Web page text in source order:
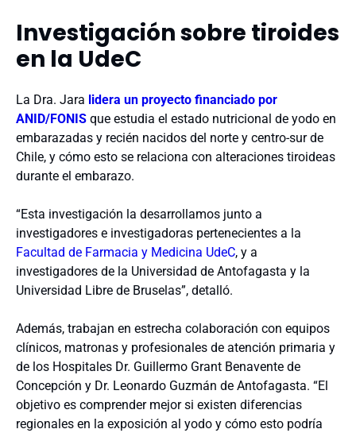
Investigación sobre tiroides
en la UdeC
La Dra. Jara lidera un proyecto financiado por
ANID/FONIS que estudia el estado nutricional de yodo en
embarazadas y recién nacidos del norte y centro-sur de
Chile, y cómo esto se relaciona con alteraciones tiroideas
durante el embarazo.
“Esta investigación la desarrollamos junto a
investigadores e investigadoras pertenecientes a la
Facultad de Farmacia y Medicina UdeC, y a
investigadores de la Universidad de Antofagasta y la
Universidad Libre de Bruselas”, detalló.
Además, trabajan en estrecha colaboración con equipos
clínicos, matronas y profesionales de atención primaria y
de los Hospitales Dr. Guillermo Grant Benavente de
Concepción y Dr. Leonardo Guzmán de Antofagasta. “El
objetivo es comprender mejor si existen diferencias
regionales en la exposición al yodo y cómo esto podría